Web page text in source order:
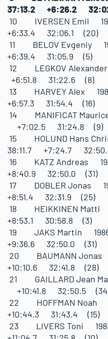
37:13.2 +6:26.2
10 IVERSEN Emil
+6:33.4 32:06.1 (20)
11 BELOV Evgeniy
+6:39.4 31:05.9 (5)
12 LEGKOV
+6:51.8 31:22.6 (8)
13 HARVEY Alex
+6:57.3 31:54.4 (16)
14 MANIFICAT
+7:02.5 31:24.8 (9)
15 HOLUND Hans
38:11.7 +7:24.7
16 KATZ Andreas
+8:40.9 32:50.0 (31)
17 DOBLER Jonas
+8:51.4 32:31.9 (25)
18 HEIKKINEN
+8:53.1 30:58.8 (3)
19 JAKS Martin
+9:36.6 32:50.0 (31)
20 BAUMANN
+10:10.6 32:41.8 (28)
21 GAILLARD Jean
+10:41.8 32:50.5
22 HOFFMAN
+10:44.3 31:43.4 (15)
23 LIVERS Toni